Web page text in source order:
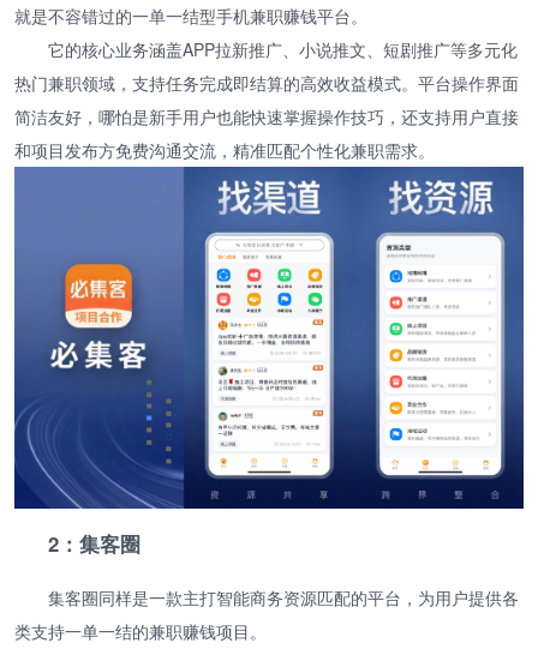
就是不容错过的一单一结型手机兼职赚钱平台。
它的核心业务涵盖APP拉新推广、小说推文、短剧推广等多元化
热门兼职领域，支持任务完成即结算的高效收益模式。平台操作界面
简洁友好，哪怕是新手用户也能快速掌握操作技巧，还支持用户直接
和项目发布方免费沟通交流，精准匹配个性化兼职需求。
2：集客圈
集客圈同样是一款主打智能商务资源匹配的平台，为用户提供各
类支持一单一结的兼职赚钱项目。